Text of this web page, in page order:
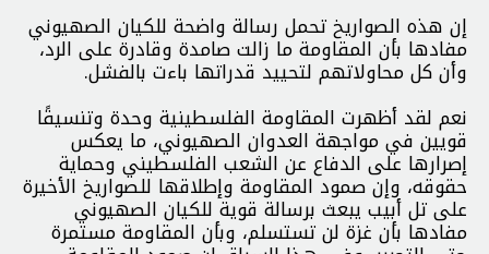
إن هذه الصواريخ تحمل رسالة واضحة للكيان الصهيوني
مفادها بأن المقاومة ما زالت صامدة وقادرة على الرد،
وأن كل محاولاتهم لتحييد قدراتها باءت بالفشل.
نعم لقد أظهرت المقاومة الفلسطينية وحدة وتنسيقًا
قويين في مواجهة العدوان الصهيوني، ما يعكس
إصرارها على الدفاع عن الشعب الفلسطيني وحماية
حقوقه، وإن صمود المقاومة وإطلاقها للصواريخ الأخيرة
على تل أبيب يبعث برسالة قوية للكيان الصهيوني
مفادها بأن غزة لن تستسلم، وبأن المقاومة مستمرة